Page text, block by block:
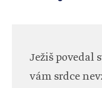
Ježiš povedal
vám srdce